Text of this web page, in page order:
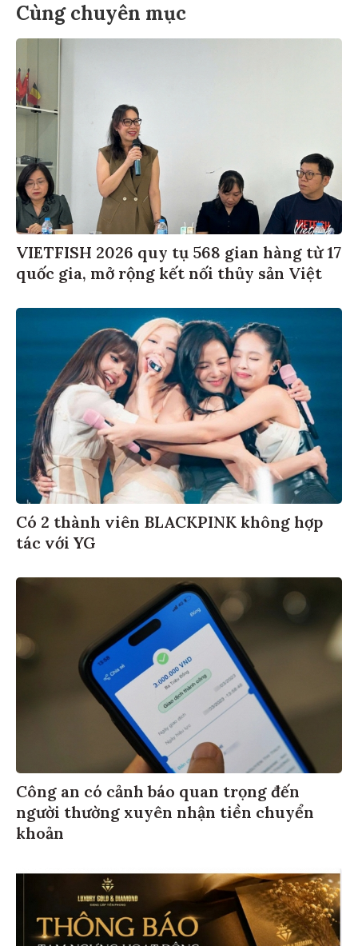
Cùng chuyên mục
VIETFISH 2026 quy tụ 568 gian hàng từ 17
quốc gia, mở rộng kết nối thủy sản Việt
Có 2 thành viên BLACKPINK không hợp
tác với YG
Công an có cảnh báo quan trọng đến
người thường xuyên nhận tiền chuyển
khoản